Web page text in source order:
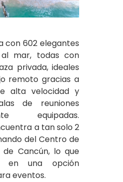
con 602 elegantes
mar, todas con
privada, ideales
remoto gracias a
alta velocidad y
de reuniones
equipadas.
a tan solo 2
del Centro de
de Cancún, lo que
en una opción
eventos.